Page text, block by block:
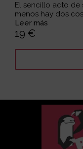
El sencillo acto de
menos hay dos
Leer más
19 €